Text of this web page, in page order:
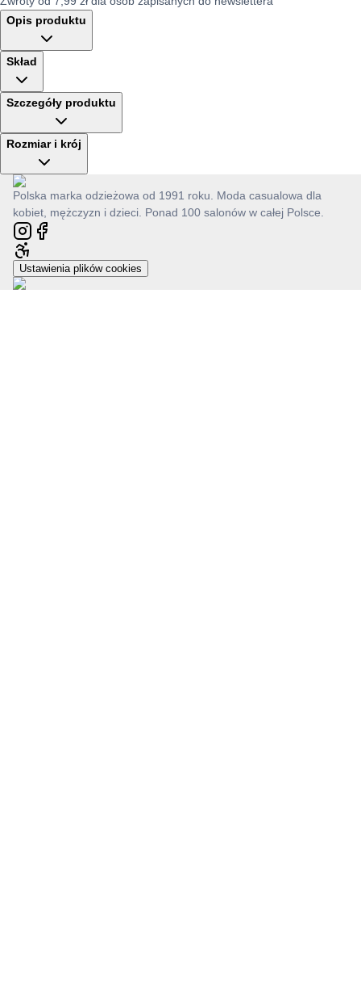
Opis produktu
Skład
Szczegóły produktu
Rozmiar i krój
Polska marka odzieżowa od 1991 roku. Moda casualowa dla
kobiet, mężczyzn i dzieci. Ponad 100 salonów w całej Polsce.
Ustawienia plików cookies